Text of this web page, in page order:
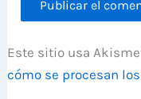
Este sitio usa
cómo se procesan